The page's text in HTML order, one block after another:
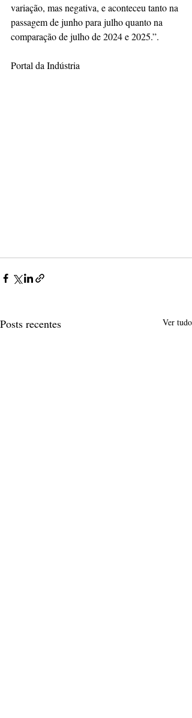
variação, mas negativa, e aconteceu tanto na
passagem de junho para julho quanto na
comparação de julho de 2024 e 2025.”.
Portal da Indústria
Posts recentes Ver tudo